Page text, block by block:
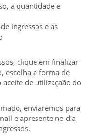
a quantidade e
ingressos e as
clique em finalizar
escolha a forma de
de utilizaçaão do
enviaremos para
e apresente no dia